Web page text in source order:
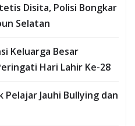
Disita, Polisi Bongkar
Selatan
Keluarga Besar
Hari Lahir Ke-28
Jauhi Bullying dan